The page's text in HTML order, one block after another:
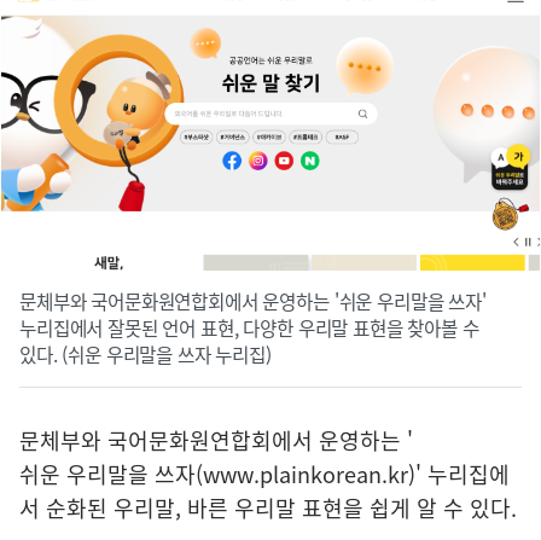
문체부와 국어문화원연합회에서 운영하는 '쉬운 우리말을 쓰자'
누리집에서 잘못된 언어 표현, 다양한 우리말 표현을 찾아볼 수
있다. (쉬운 우리말을 쓰자 누리집)
문체부와 국어문화원연합회에서 운영하는 '
쉬운 우리말을 쓰자(www.plainkorean.kr)' 누리집에
서 순화된 우리말, 바른 우리말 표현을 쉽게 알 수 있다.